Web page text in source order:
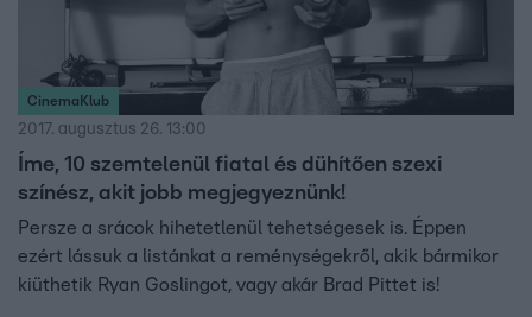
CinemaKlub
2017. augusztus 26. 13:00
Íme, 10 szemtelenül fiatal és dühítően szexi
színész, akit jobb megjegyeznünk!
Persze a srácok hihetetlenül tehetségesek is. Éppen
ezért lássuk a listánkat a reménységekről, akik bármikor
kiüthetik Ryan Goslingot, vagy akár Brad Pittet is!